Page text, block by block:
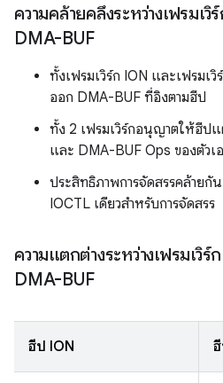
ความคล้ายคลึงระหว่างเฟรมเ
DMA-BUF
ทั้งเฟรมเวิร์ก ION และเฟรมเ
ออก DMA-BUF ที่อิงตามฮีป
ทั้ง 2 เฟรมเวิร์กอนุญาตให้ฮีปแ
และ DMA-BUF Ops ของตัวเ
ประสิทธิภาพการจัดสรรคล้ายกั
IOCTL เดียวสำหรับการจัดสรร
ความแตกต่างระหว่างเฟรมเวิ
DMA-BUF
ฮีป ION